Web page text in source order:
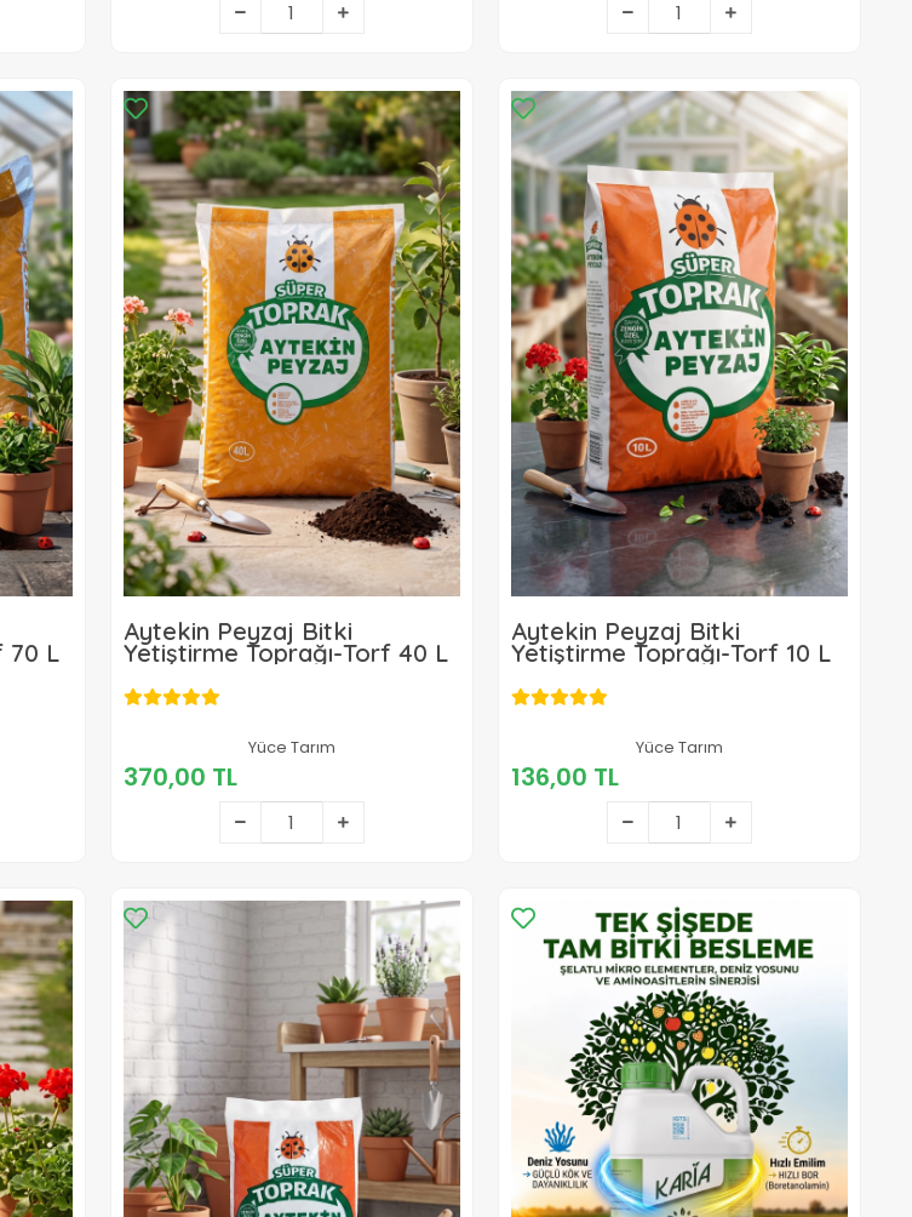
70 L
Aytekin Peyzaj Bitki
Yetiştirme Toprağı-Torf 40 L
Yüce Tarım
370,00 TL
370,00 TL
Sepete Ekle
Aytekin Peyzaj Bitki
Yetiştirme Toprağı-Torf 10 L
Yüce Tarım
136,00 TL
136,00 TL
Sepete Ekle